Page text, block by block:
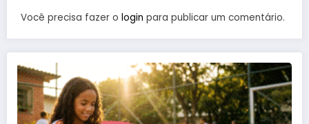
Você precisa fazer o login para publicar um comentário.